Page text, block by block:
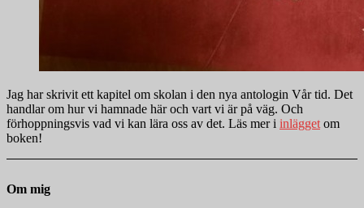
Jag har skrivit ett kapitel om skolan i den nya antologin Vår tid. Det
handlar om hur vi hamnade här och vart vi är på väg. Och
förhoppningsvis vad vi kan lära oss av det. Läs mer i inlägget om
boken!
Om mig